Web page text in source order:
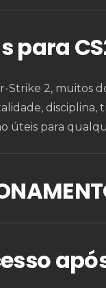
para
2, muitos
úteis para